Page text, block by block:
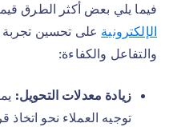
فيما يلي بعض أكثر الطرق
الإلكترونية على تحسين تجربة
والتفاعل والكفاءة:
زيادة معدلات التحويل:
توجيه العملاء نحو